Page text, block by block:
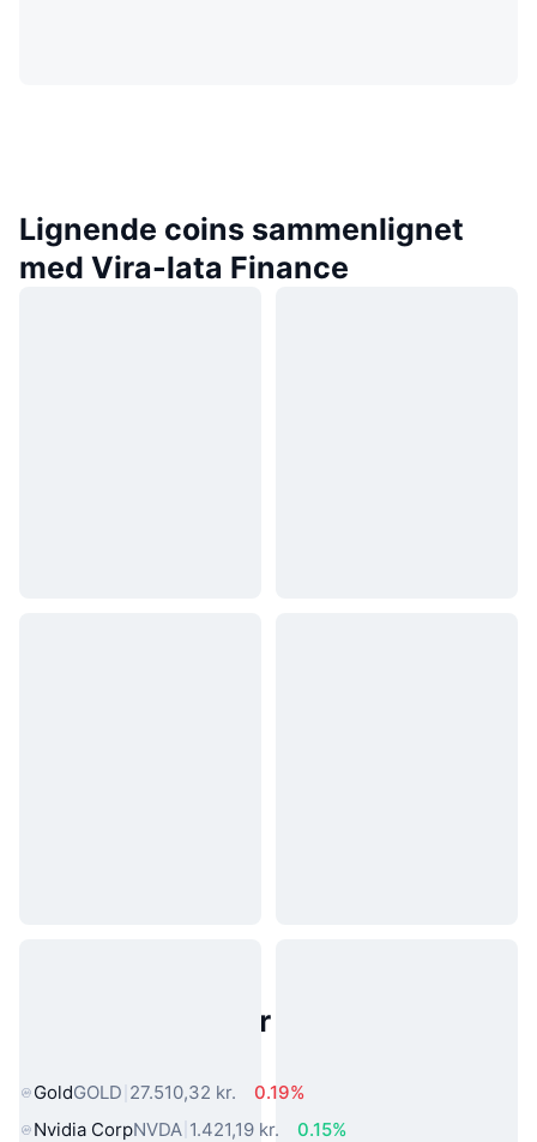
Lignende coins sammenlignet
med Vira-lata Finance
Populære aktiver fra den virkelige
GoldGOLD 27.510,32 kr.
0.19%
Nvidia CorpNVDA 1.421,19 kr. 0.15%